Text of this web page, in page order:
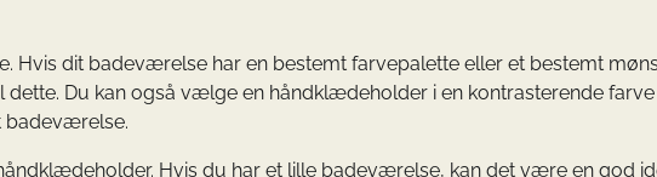
Hvis dit badeværelse har en bestemt farvepalette eller et bestemt
Du kan også vælge en håndklædeholder i en kontrasterende
badeværelse.
Hvis du har et lille badeværelse, kan det være en god